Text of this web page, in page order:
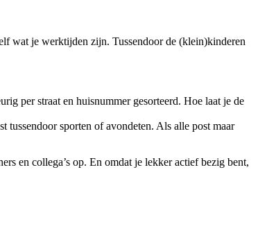
wat je werktijden zijn. Tussendoor de (klein)kinderen
per straat en huisnummer gesorteerd. Hoe laat je de
sporten of avondeten. Als alle post maar
en collega’s op. En omdat je lekker actief bezig bent,